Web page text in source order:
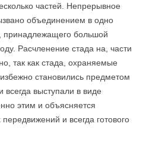
частей. Непрерывное
объединением в одно
принадлежащего большой
Расчленение стада на, части
так как стада, охраняемые
становились предметом
всегда выступали в виде
этим и объ­ясняется
и всегда готового